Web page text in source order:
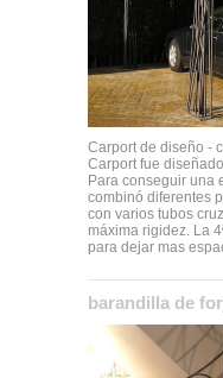
Carport de diseño -
Carport fue
Para conseguir una
combinó diferentes
con varios tubos
máxima rigidez. La
para dejar mas
barandilla de